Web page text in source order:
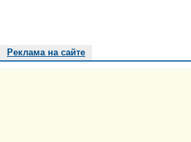
Реклама на сайте